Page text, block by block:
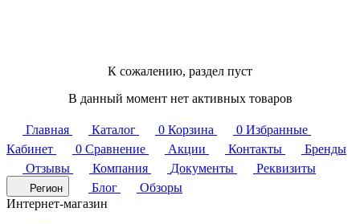
К сожалению, раздел пуст
В данный момент нет активных товаров
Главная Каталог 0 Корзина 0 Избранные
Кабинет
0 Сравнение Акции Контакты
Бренды
Отзывы
Компания Документы Реквизиты
Регион Блог
Обзоры
Интернет-магазин